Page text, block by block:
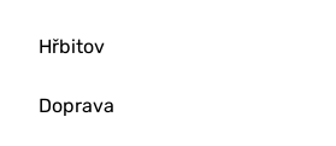
Hřbitov
Doprava